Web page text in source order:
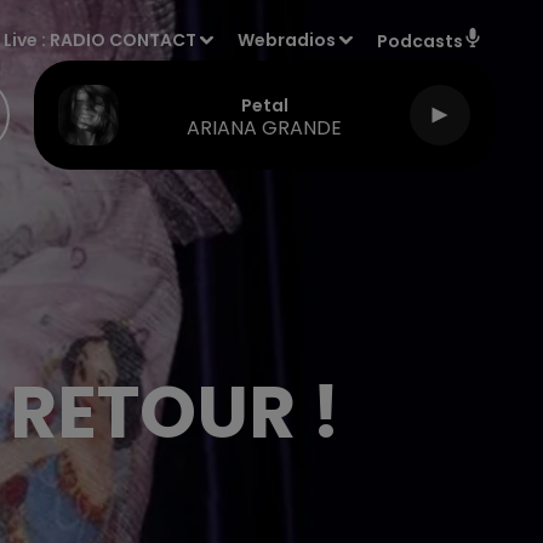
Live : RADIO CONTACT Webradios Podcasts
Petal
ARIANA GRANDE
!